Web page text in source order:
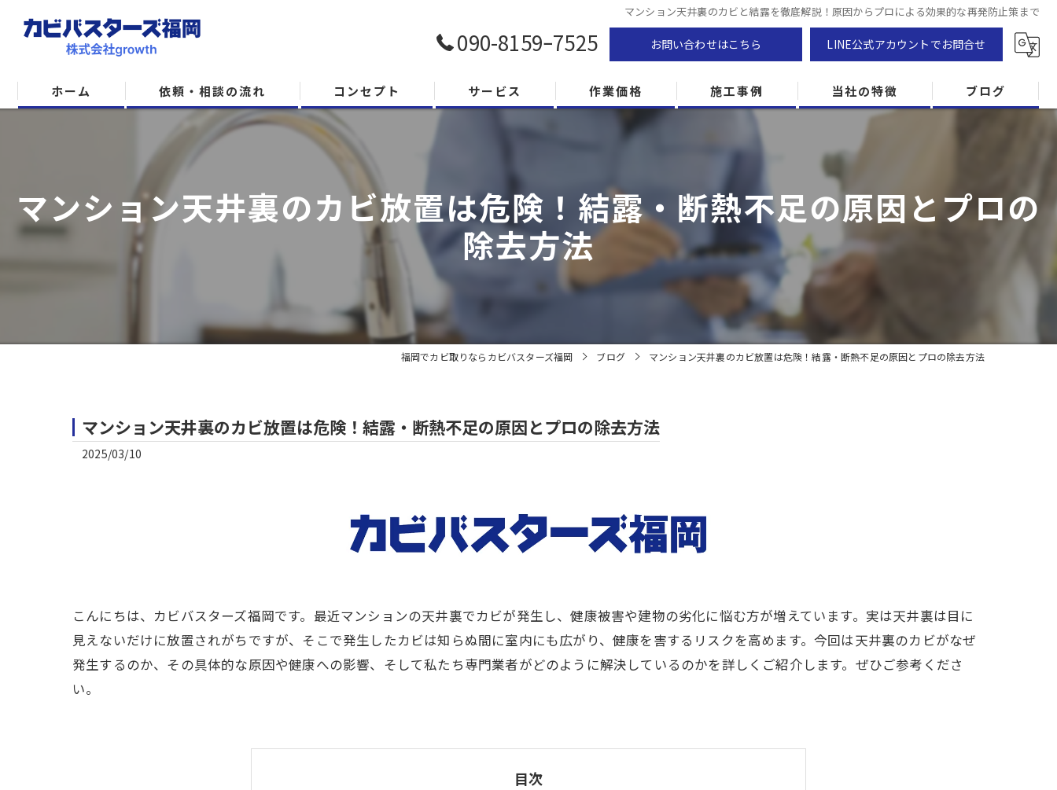
マンション天井裏のカビと結露を徹底解説！原因からプロによる効果的な再発防止策まで
090-8159ｰ7525 お問い合わせはこちら LINE公式アカウントでお問合せ
ホーム 依頼・相談の流れ コンセプト サービス 作業価格 施工事例 当社の特徴
防カビ
カビ専門
ZEH住宅
カビ検査
ブログ
マンション天井裏のカビ放置は危険！結露・断熱不足の原因とプロの
除去方法
福岡でカビ取りならカビバスターズ福岡 ブログ マンション天井裏のカビ放置は危険！結露・断熱不足の原因とプロの除去方法
マンション天井裏のカビ放置は危険！結露・断熱不足の原因とプロの除去方法
2025/03/10
こんにちは、カビバスターズ福岡です。最近マンションの天井裏でカビが発生し、健康被害や建物の劣化に悩む方が増えています。実は天井裏は目に
見えないだけに放置されがちですが、そこで発生したカビは知らぬ間に室内にも広がり、健康を害するリスクを高めます。今回は天井裏のカビがなぜ
発生するのか、その具体的な原因や健康への影響、そして私たち専門業者がどのように解決しているのかを詳しくご紹介します。ぜひご参考くださ
い。
目次